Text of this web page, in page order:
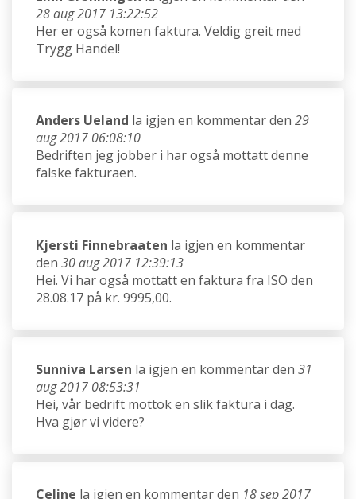
28 aug 2017 13:22:52
Her er også komen faktura. Veldig greit med
Trygg Handel!
Anders Ueland la igjen en kommentar den 29
aug 2017 06:08:10
Bedriften jeg jobber i har også mottatt denne
falske fakturaen.
Kjersti Finnebraaten la igjen en kommentar
den 30 aug 2017 12:39:13
Hei. Vi har også mottatt en faktura fra ISO den
28.08.17 på kr. 9995,00.
Sunniva Larsen la igjen en kommentar den 31
aug 2017 08:53:31
Hei, vår bedrift mottok en slik faktura i dag.
Hva gjør vi videre?
Celine la igjen en kommentar den 18 sep 2017